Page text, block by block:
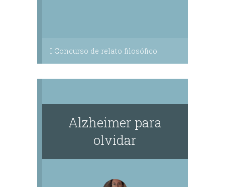
I Concurso de relato filosófico
Alzheimer para
olvidar